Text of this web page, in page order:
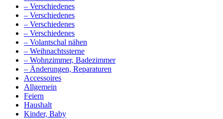
– Verschiedenes
– Verschiedenes
– Verschiedenes
– Verschiedenes
– Volantschal nähen
– Weihnachtssterne
– Wohnzimmer, Badezimmer
– Änderungen, Reparaturen
Accessoires
Allgemein
Feiern
Haushalt
Kinder, Baby